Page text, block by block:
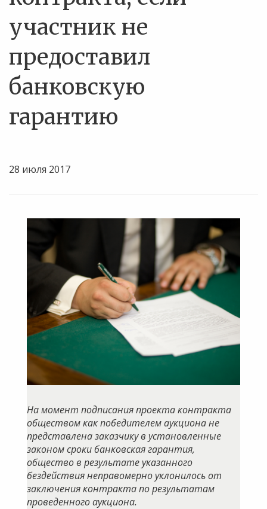
участник не
предоставил
банковскую
гарантию
28 июля 2017
На момент подписания проекта контракта
обществом как победителем аукциона не
представлена заказчику в установленные
законом сроки банковская гарантия,
общество в результате указанного
бездействия неправомерно уклонилось от
заключения контракта по результатам
проведенного аукциона.